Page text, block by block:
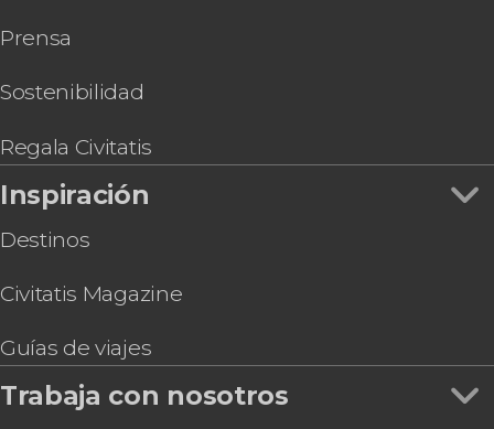
Prensa
Sostenibilidad
Regala Civitatis
Inspiración
Destinos
Civitatis Magazine
Guías de viajes
Trabaja con nosotros